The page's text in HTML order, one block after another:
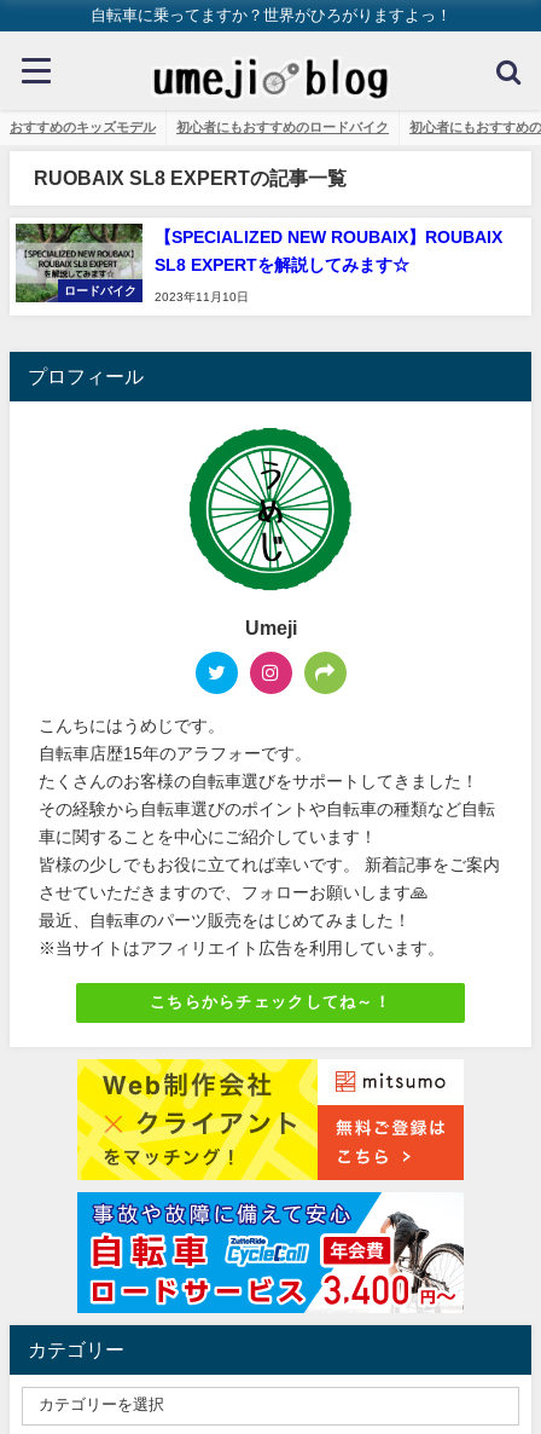
自転車に乗ってますか？世界がひろがりますよっ！
おすすめのキッズモデル 初心者にもおすすめのロードバイク 初心者にもおすすめ
RUOBAIX SL8 EXPERTの記事一覧
ロードバイク
【SPECIALIZED NEW ROUBAIX】ROUBAIX
SL8 EXPERTを解説してみます☆
2023年11月10日
プロフィール
Umeji
こんちにはうめじです。
自転車店歴15年のアラフォーです。
たくさんのお客様の自転車選びをサポートしてきました！
その経験から自転車選びのポイントや自転車の種類など自転
車に関することを中心にご紹介しています！
皆様の少しでもお役に立てれば幸いです。 新着記事をご案内
させていただきますので、フォローお願いします🙏
最近、自転車のパーツ販売をはじめてみました！
※当サイトはアフィリエイト広告を利用しています。
こちらからチェックしてね～！
カテゴリー